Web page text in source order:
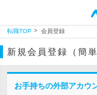
転職TOP 会員登録
新規会員登録（簡単
お手持ちの外部アカウ